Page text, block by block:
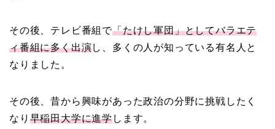
その後、テレビ番組で「たけし軍団」としてバラエテ
ィ番組に多く出演し、多くの人が知っている有名人と
なりました。
その後、昔から興味があった政治の分野に挑戦したく
なり 早稲田大学に進学します。